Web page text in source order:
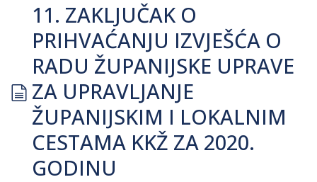
document
11. ZAKLJUČAK O
PRIHVAĆANJU IZVJEŠĆA O
RADU ŽUPANIJSKE UPRAVE
ZA UPRAVLJANJE
ŽUPANIJSKIM I LOKALNIM
CESTAMA KKŽ ZA 2020.
GODINU